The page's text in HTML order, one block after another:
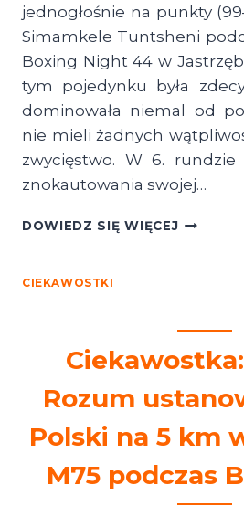
jednogłośnie na punkty
Simamkele Tuntsheni
Boxing Night 44 w
tym pojedynku była
dominowała niemal od
nie mieli żadnych
zwycięstwo. W 6. rundzie
znokautowania swojej…
DOWIEDZ SIĘ WIĘCEJ
IBO
W
CIEKAWOSTKI
Rozum
Polski na 5 km
M75 podczas